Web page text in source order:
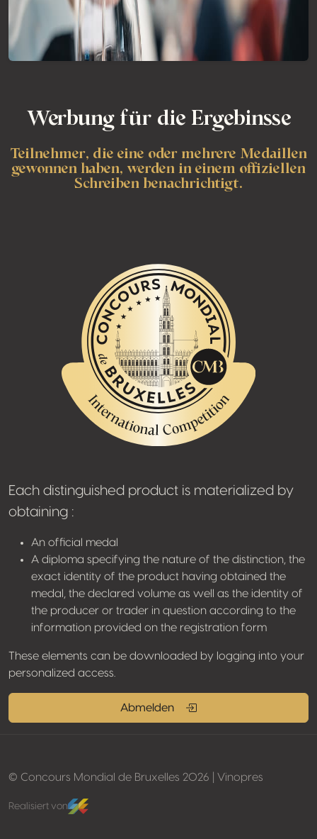
Werbung für die Ergebinsse
Teilnehmer, die eine oder mehrere Medaillen
gewonnen haben, werden in einem offiziellen
Schreiben benachrichtigt.
Each distinguished product is materialized by
obtaining :
An official medal
A diploma specifying the nature of the distinction, the
exact identity of the product having obtained the
medal, the declared volume as well as the identity of
the producer or trader in question according to the
information provided on the registration form
These elements can be downloaded by logging into your
personalized access.
Abmelden
© Concours Mondial de Bruxelles 2026 | Vinopres
Realisiert von